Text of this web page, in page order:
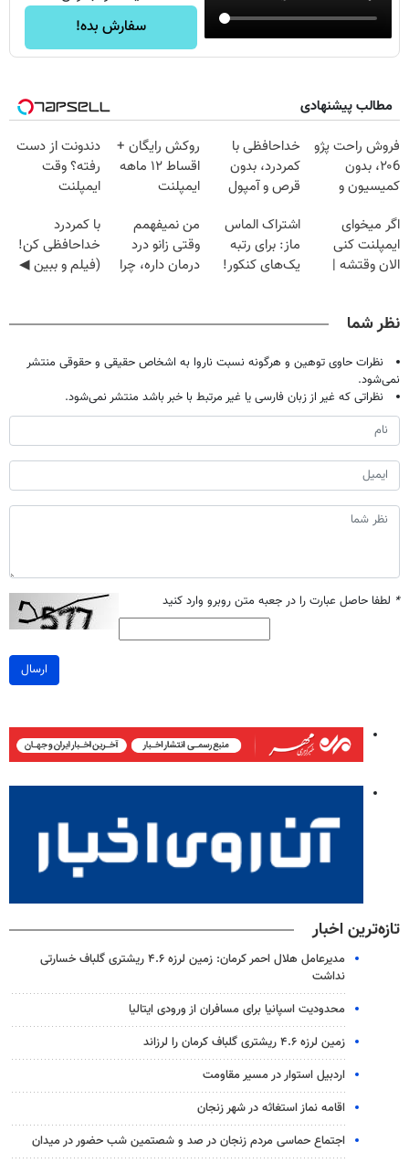
سفارش بده!
مطالب پیشنهادی
فروش راحت پژو
۲۰6، بدون
کمیسیون و
خداحافظی با
کمردرد، بدون
قرص و آمپول
روکش رایگان +
اقساط ۱۲ ماهه
ایمپلنت
دندونت از دست
رفته؟ وقت
ایمپلنت
اگر میخوای
ایمپلنت کنی
الان وقتشه |
اشتراک الماس
ماز: برای رتبه
یک‌های کنکور!
من نمیفهمم
وقتی زانو درد
درمان داره، چرا
با کمردرد
خداحافظی کن!
(فیلم و ببین ◀
نظر شما
نظرات حاوی توهین و هرگونه نسبت ناروا به اشخاص حقیقی و حقوقی منتشر
نمی‌شود.
نظراتی که غیر از زبان فارسی یا غیر مرتبط با خبر باشد منتشر نمی‌شود.
* لطفا حاصل عبارت را در جعبه متن روبرو وارد کنید
ارسال
تازه‌ترین اخبار
مدیرعامل هلال احمر کرمان: زمین لرزه ۴.۶ ریشتری گلباف خسارتی
نداشت
محدودیت اسپانیا برای مسافران از ورودی ایتالیا
زمین لرزه ۴.۶ ریشتری گلباف کرمان را لرزاند
اردبیل استوار در مسیر مقاومت
اقامه نماز استغاثه در شهر زنجان
اجتماع حماسی مردم زنجان در صد و شصتمین شب حضور در میدان